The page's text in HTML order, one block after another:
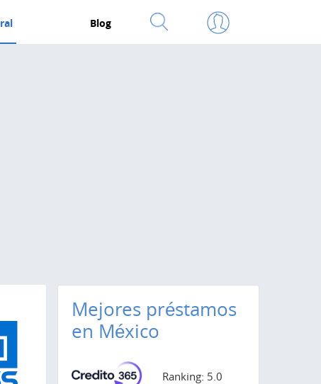
Blog
Mejores préstamos
en México
Ranking: 5.0